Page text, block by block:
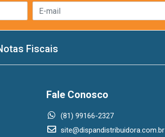
Fiscais
Fale Conosco
(81) 99166-2327
site@dispandistribuidora.com.br